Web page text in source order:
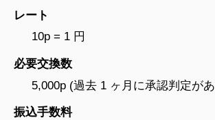
レート
10p = 1 円
必要交換数
5,000p (過去 1 ヶ月に承認判定が
振込手数料